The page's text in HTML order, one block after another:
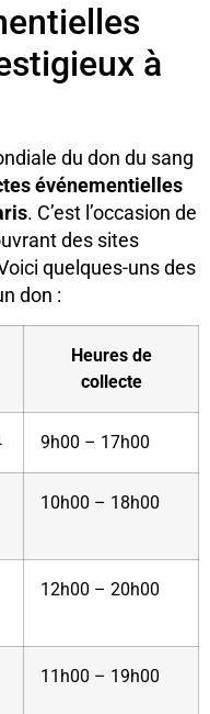
à
du don du sang
événementielles
. C’est l’occasion de
des sites
quelques-uns des
don :
Heures de
collecte
9h00 – 17h00
10h00 – 18h00
12h00 – 20h00
11h00 – 19h00